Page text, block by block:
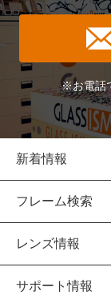
※お電話
新着情報
フレーム検索
レンズ情報
サポート情報